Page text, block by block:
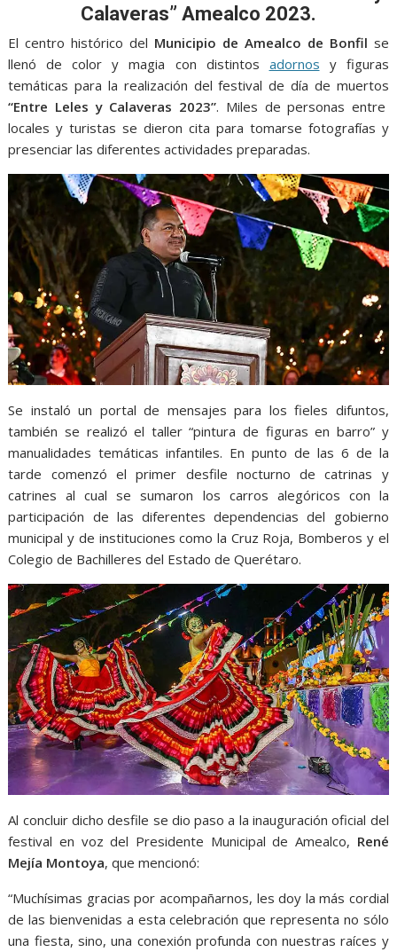
o
k
p
p
g
er
m
Calaveras” Amealco 2023.
El centro histórico del Municipio de Amealco de Bonfil se
llenó de color y magia con distintos adornos y figuras
temáticas para la realización del festival de día de muertos
“Entre Leles y Calaveras 2023”. Miles de personas entre
locales y turistas se dieron cita para tomarse fotografías y
presenciar las diferentes actividades preparadas.
Se instaló un portal de mensajes para los fieles difuntos,
también se realizó el taller “pintura de figuras en barro” y
manualidades temáticas infantiles. En punto de las 6 de la
tarde comenzó el primer desfile nocturno de catrinas y
catrines al cual se sumaron los carros alegóricos con la
participación de las diferentes dependencias del gobierno
municipal y de instituciones como la Cruz Roja, Bomberos y el
Colegio de Bachilleres del Estado de Querétaro.
Al concluir dicho desfile se dio paso a la inauguración oficial del
festival en voz del Presidente Municipal de Amealco, René
Mejía Montoya, que mencionó:
“Muchísimas gracias por acompañarnos, les doy la más cordial
de las bienvenidas a esta celebración que representa no sólo
una fiesta, sino, una conexión profunda con nuestras raíces y